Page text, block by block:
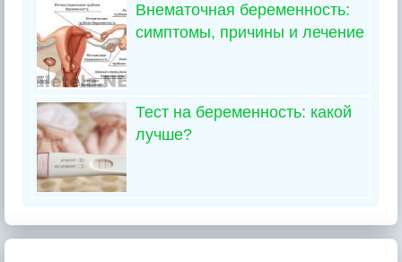
Внематочная беременность:
симптомы, причины и лечение
Тест на беременность: какой
лучше?